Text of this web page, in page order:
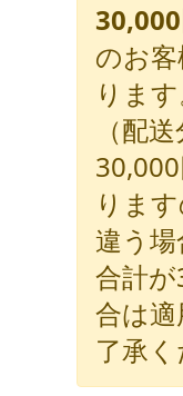
のお
ります
（配
りま
違う
合計
合は
了承く